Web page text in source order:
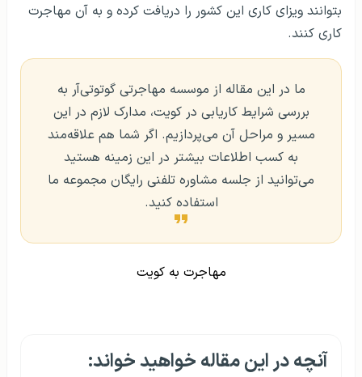
بتوانند ویزای کاری این کشور را دریافت کرده و به آن مهاجرت
کاری کنند.
ما در این مقاله از موسسه مهاجرتی گوتوتی‌آر به
بررسی شرایط کاریابی در کویت، مدارک لازم در این
مسیر و مراحل آن می‌پردازیم. اگر شما هم علاقه‌مند
به کسب اطلاعات بیشتر در این زمینه هستید
می‌توانید از جلسه مشاوره تلفنی رایگان مجموعه ما
استفاده کنید.
مهاجرت به کویت
آنچه در این مقاله خواهید خواند: